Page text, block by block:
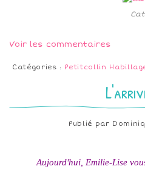
Voir les commentaires
Catégories : Petitcollin
Publié par
Aujourd'hui, Emilie-Lise